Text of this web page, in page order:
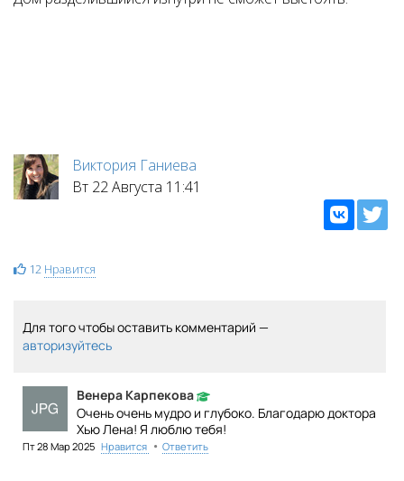
Виктория Ганиева
Вт 22 Августа 11:41
12 Нравится
Для того чтобы оставить комментарий —
авторизуйтесь
Венера Карпекова
Очень очень мудро и глубоко. Благодарю доктора
Хью Лена! Я люблю тебя!
Пт 28 Мар 2025 Нравится • Ответить